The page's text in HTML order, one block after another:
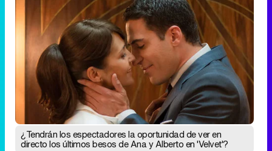
¿Tendrán los espectadores la oportunidad de ver en
directo los últimos besos de Ana y Alberto en 'Velvet'?